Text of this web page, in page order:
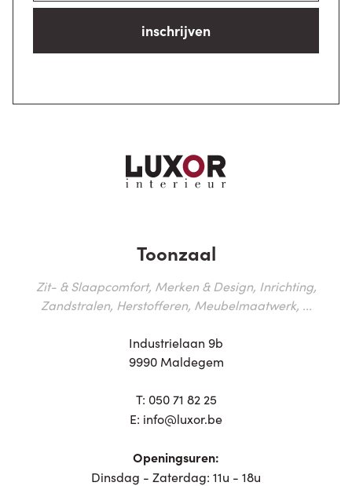
inschrijven
Toonzaal
Zit- & Slaapcomfort, Merken & Design, Inrichting,
Zandstralen, Herstofferen, Meubelmaatwerk, ...
Industrielaan 9b
9990 Maldegem
T: 050 71 82 25
E: info@luxor.be
Openingsuren:
Dinsdag - Zaterdag: 11u - 18u